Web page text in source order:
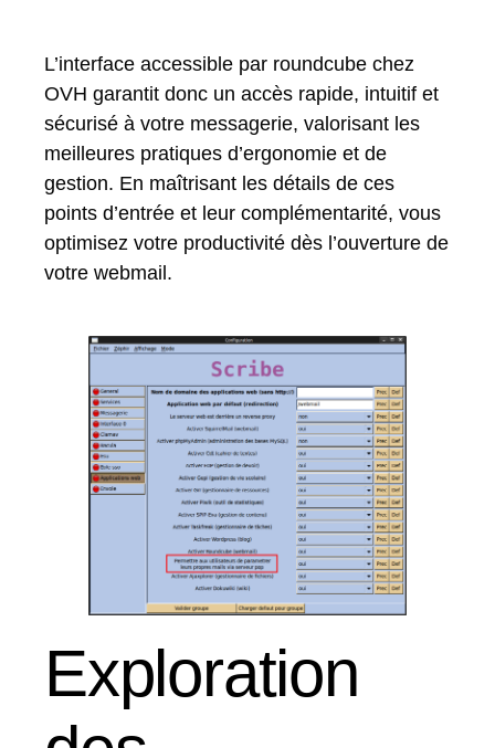
L’interface accessible par roundcube chez
OVH garantit donc un accès rapide, intuitif et
sécurisé à votre messagerie, valorisant les
meilleures pratiques d’ergonomie et de
gestion. En maîtrisant les détails de ces
points d’entrée et leur complémentarité, vous
optimisez votre productivité dès l’ouverture de
votre webmail.
Exploration